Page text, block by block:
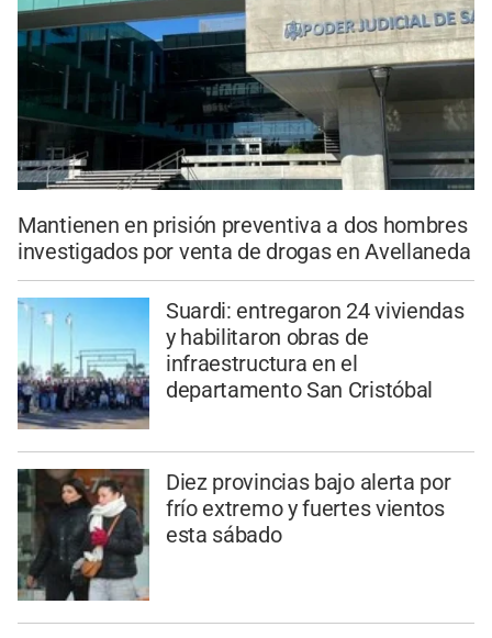
Mantienen en prisión preventiva a dos hombres
investigados por venta de drogas en Avellaneda
Suardi: entregaron 24 viviendas
y habilitaron obras de
infraestructura en el
departamento San Cristóbal
Diez provincias bajo alerta por
frío extremo y fuertes vientos
esta sábado